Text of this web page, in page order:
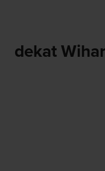
dekat